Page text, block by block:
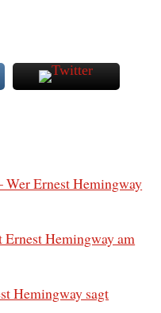
Wer Ernest Hemingway
Hemingway am
Hemingway sagt